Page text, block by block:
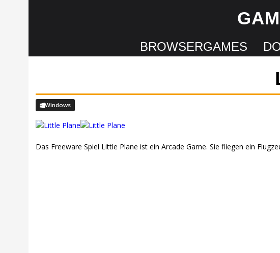
BROWSERGAMES
Windows
Das Freeware Spiel Little Plane ist ein Arcade Game. Sie fliegen ein